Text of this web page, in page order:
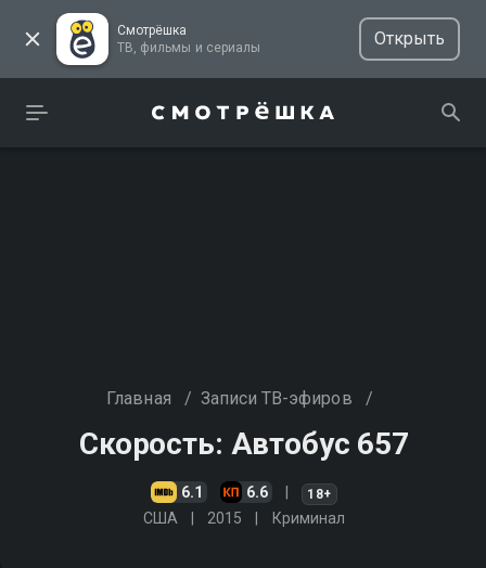
Смотрёшка
ТВ, фильмы и сериалы
Открыть
Главная / Записи ТВ-эфиров /
Скорость: Автобус 657
6.1 6.6 18+
США 2015 Криминал